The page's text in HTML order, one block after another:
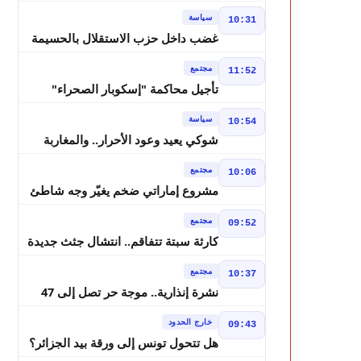
10:31 سياسة
غضب داخل حزب الاستقلال بالحسيمة
الانتخابات التشريعية
11:52 مجتمع
تأجيل محاكمة "إسكوبار الصحراء"
حالة سراح
10:54 سياسة
شوكي يعيد وعود الأحرار.. والمغاربة
10:06 مجتمع
مشروع إماراتي ضخم يغيّر وجه شاطئ
في شتنبر
09:52 مجتمع
كارثة سبتة تتفاقم.. انتشال جثث جديدة
10:37 مجتمع
نشرة إنذارية.. موجة حر تصل إلى 47
09:43 خارج الحدود
هل تتحول تونس إلى ورقة بيد الجزائر؟